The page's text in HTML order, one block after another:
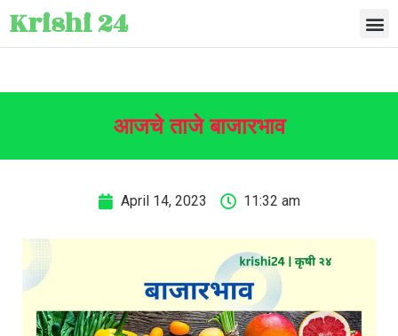
Krishi 24
आजचे ताजे बाजारभाव
April 14, 2023 11:32 am